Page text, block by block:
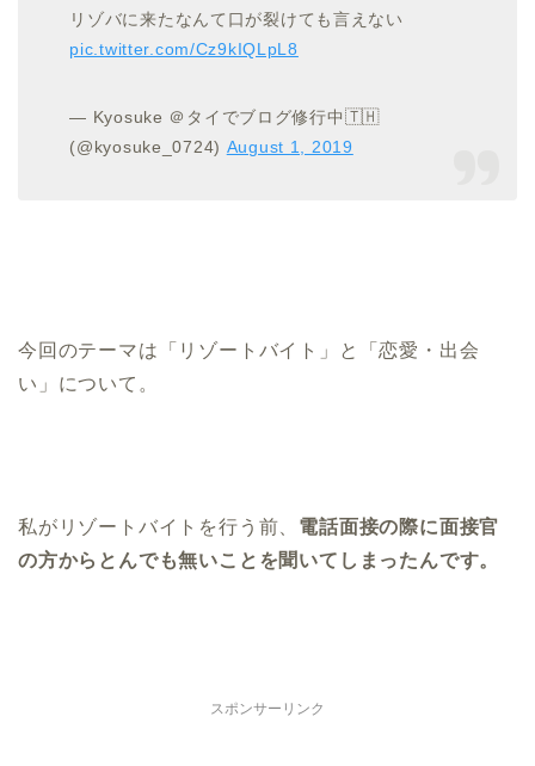
リゾバに来たなんて口が裂けても言えない
pic.twitter.com/Cz9kIQLpL8
— Kyosuke ＠タイでブログ修行中🇹🇭
(@kyosuke_0724) August 1, 2019
今回のテーマは「リゾートバイト」と「恋愛・出会
い」について。
私がリゾートバイトを行う前、 電話面接の際に面接官
の方からとんでも無いことを聞いてしまったんです。
スポンサーリンク